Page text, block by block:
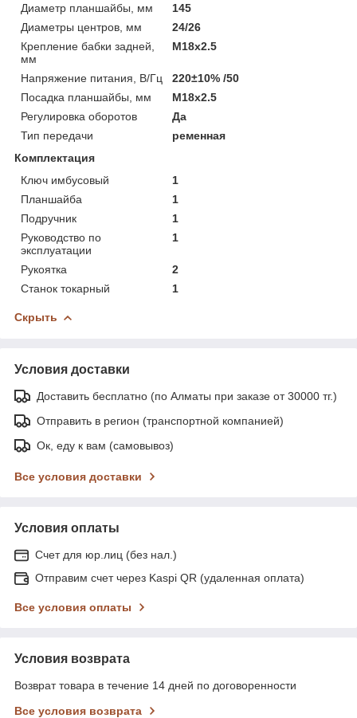
Диаметр планшайбы, мм
145
Диаметры центров, мм
24/26
Крепление бабки задней,
мм
М18х2.5
Напряжение питания, В/Гц
220±10% /50
Посадка планшайбы, мм
М18х2.5
Регулировка оборотов
Да
Тип передачи
ременная
Комплектация
Ключ имбусовый
1
Планшайба
1
Подручник
1
Руководство по
эксплуатации
1
Рукоятка
2
Станок токарный
1
Скрыть
Условия доставки
Доставить бесплатно (по Алматы при заказе от 30000 тг.)
Отправить в регион (транспортной компанией)
Ок, еду к вам (самовывоз)
Все условия доставки
Условия оплаты
Счет для юр.лиц (без нал.)
Отправим счет через Kaspi QR (удаленная оплата)
Все условия оплаты
Условия возврата
Возврат товара в течение 14 дней по договоренности
Все условия возврата